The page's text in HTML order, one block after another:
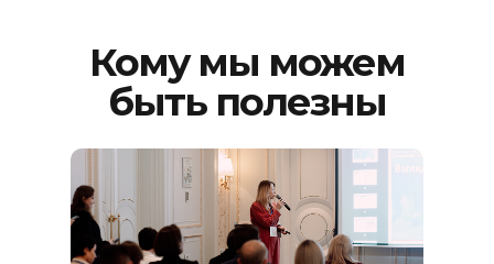
Кому мы можем
быть полезны